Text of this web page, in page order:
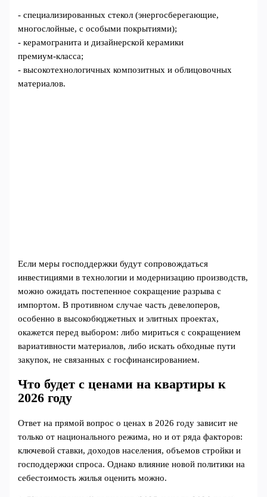
- специализированных стекол (энергосберегающие,
многослойные, с особыми покрытиями);
- керамогранита и дизайнерской керамики
премиум‑класса;
- высокотехнологичных композитных и облицовочных
материалов.
Если меры господдержки будут сопровождаться
инвестициями в технологии и модернизацию производств,
можно ожидать постепенное сокращение разрыва с
импортом. В противном случае часть девелоперов,
особенно в высокобюджетных и элитных проектах,
окажется перед выбором: либо мириться с сокращением
вариативности материалов, либо искать обходные пути
закупок, не связанных с госфинансированием.
Что будет с ценами на квартиры к
2026 году
Ответ на прямой вопрос о ценах в 2026 году зависит не
только от национального режима, но и от ряда факторов:
ключевой ставки, доходов населения, объемов стройки и
господдержки спроса. Однако влияние новой политики на
себестоимость жилья оценить можно.